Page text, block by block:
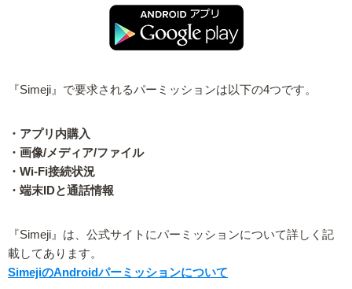
『Simeji』で要求されるパーミッションは以下の4つです。
・アプリ内購入
・画像/メディア/ファイル
・Wi-Fi接続状況
・端末IDと通話情報
『Simeji』は、公式サイトにパーミッションについて詳しく記
載してあります。
SimejiのAndroidパーミッションについて